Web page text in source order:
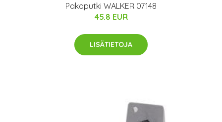
Pakoputki WALKER 07148
45.8 EUR
LISÄTIETOJA